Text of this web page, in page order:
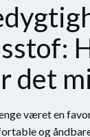
det
været en
og